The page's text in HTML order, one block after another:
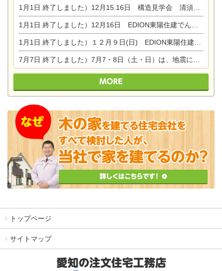
1月1日 終了しました）12月15.16日 構造見学会 清須市西枇杷島町弁天
1月1日 終了しました）12月16日 EDION東陽住建でんき OPEN第二弾イベント！！
1月1日 終了しました）１２月９日(日) EDION東陽住建でんき館プレＯＰＥＮ！＆家の修理まつり
7月7日 終了しました）7月7・8日（土・日）は、地震に強くて安心！暮らしを楽しむ東濃ひのきの平屋の家体験見学会を開催します。ぜひお越しください。
トップページ
サイトマップ